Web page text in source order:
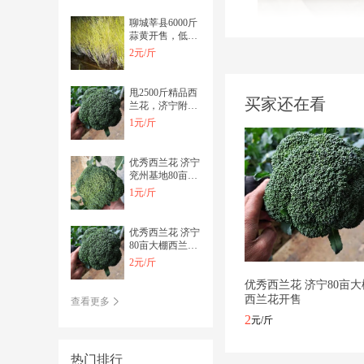
聊城莘县6000斤
蒜黄开售，低价
开售，慢则无
2元/斤
甩2500斤精品西
兰花，济宁附近
的巨划算
1元/斤
优秀西兰花 济宁
兖州基地80亩精
品西兰花开售
1元/斤
优秀西兰花 济宁
80亩大棚西兰花
开售
2元/斤
查看更多
热门排行
买家还在看
优秀西兰花 济宁80亩大
西兰花开售
2元/斤